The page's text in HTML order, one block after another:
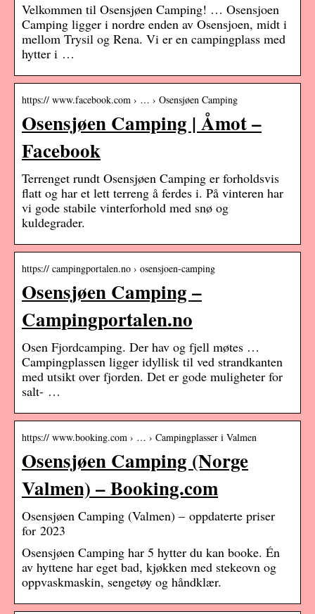
Velkommen til Osensjøen Camping! … Osensjoen
Camping ligger i nordre enden av Osensjoen, midt i
mellom Trysil og Rena. Vi er en campingplass med
hytter i …
https:// www.facebook.com › … › Osensjøen Camping
Osensjøen Camping | Åmot –
Facebook
Terrenget rundt Osensjøen Camping er forholdsvis
flatt og har et lett terreng å ferdes i. På vinteren har
vi gode stabile vinterforhold med snø og
kuldegrader.
https:// campingportalen.no › osensjoen-camping
Osensjøen Camping –
Campingportalen.no
Osen Fjordcamping. Der hav og fjell møtes …
Campingplassen ligger idyllisk til ved strandkanten
med utsikt over fjorden. Det er gode muligheter for
salt- …
https:// www.booking.com › … › Campingplasser i Valmen
Osensjøen Camping (Norge
Valmen) – Booking.com
Osensjøen Camping (Valmen) – oppdaterte priser
for 2023
Osensjøen Camping har 5 hytter du kan booke. Én
av hyttene har eget bad, kjøkken med stekeovn og
oppvaskmaskin, sengetøy og håndklær.